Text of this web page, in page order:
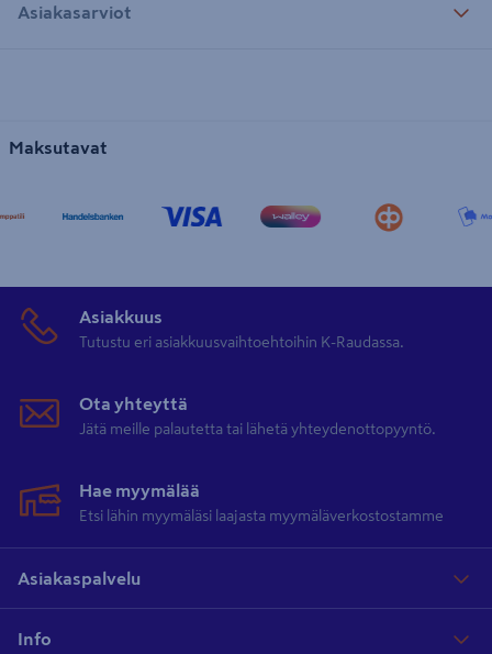
Asiakasarviot
Maksutavat
Asiakkuus
Tutustu eri asiakkuusvaihtoehtoihin K-Raudassa.
Ota yhteyttä
Jätä meille palautetta tai lähetä yhteydenottopyyntö.
Hae myymälää
Etsi lähin myymäläsi laajasta myymäläverkostostamme
Asiakaspalvelu
Info